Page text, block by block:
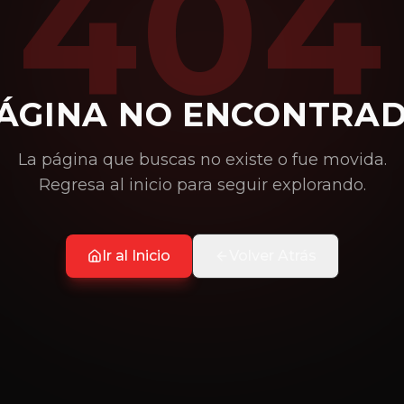
NO
La página que buscas no existe o fue movida.
Regresa al inicio para seguir explorando.
Ir al Inicio